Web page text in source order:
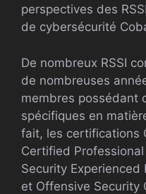
perspectives des
de cybersécurité
De nombreux RSSI
de nombreuses
membres possédant
spécifiques en
fait, les certifications
Certified
Security Experienced
et Offensive Security